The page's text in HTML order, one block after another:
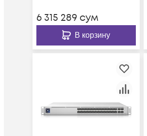
6 315 289 сум
В корзину